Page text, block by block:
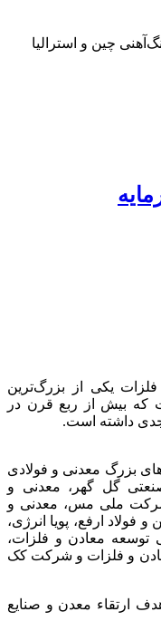
چین و استرالیا
یکی از بزرگ‌ترین
که بیش از ربع قرن در
داشته است.
بزرگ معدنی و فولادی
گل گهر، معدنی و
ملی مس، معدنی و
فولاد ارفع، پویا انرژی،
توسعه معادن و فلزات،
و فلزات و شرکت کک
ارتقاء معدن و صنایع